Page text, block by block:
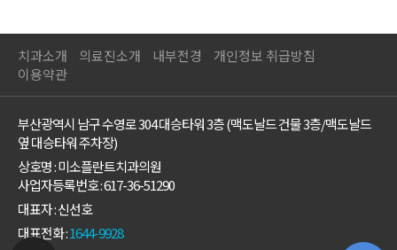
치과소개 의료진소개 내부전경
개인정보 취급방침
이용약관
부산광역시 남구 수영로 304 대승타워 3층 (맥도날드 건물 3층/맥도날드
옆 대승타워 주차장)
상호명 : 미소플란트치과의원
사업자등록번호 : 617-36-51290
대표자 : 신선호
대표전화 :1644-9928